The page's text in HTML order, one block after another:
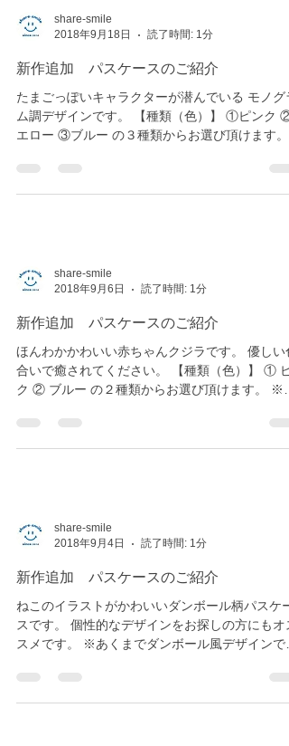
share-smile
新作追加 パスケースのご紹介
たまごっぽいキャラクターが潜んでいる モノグ
ム調デザインです。 【種類（色）】 ①ピンク ②
ク)とモニターではお色味が異なります。...
share-smile
新作追加 パスケースのご紹介
ほんわかかわいい赤ちゃんクジラです。 優しい
合いで癒されてください。 【種類（色）】 ① ピ
ク)とモニターではお色味が異なります。 minne
share-smile
新作追加 パスケースのご紹介
ねこのイラストがかわいいダンボール柄パスケー
スです。 個性的なデザインをお探しの方にもオ
（色）】 ① チャコールグレー ② レッド の２種